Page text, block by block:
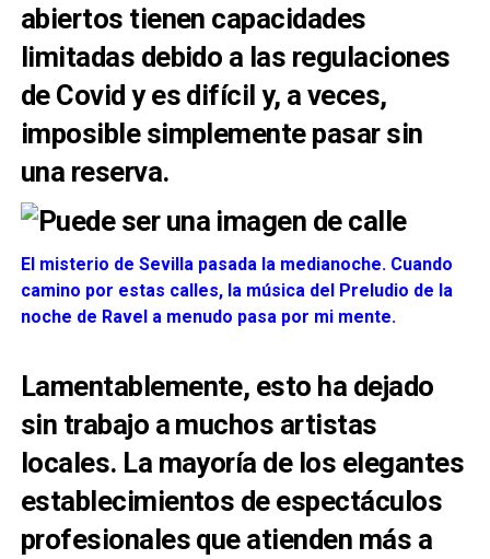
abiertos tienen capacidades
limitadas debido a las regulaciones
de Covid y es difícil y, a veces,
imposible simplemente pasar sin
una reserva.
El misterio de Sevilla pasada la medianoche. Cuando
camino por estas calles, la música del Preludio de la
noche de Ravel a menudo pasa por mi mente.
Lamentablemente, esto ha dejado
sin trabajo a muchos artistas
locales. La mayoría de los elegantes
establecimientos de espectáculos
profesionales que atienden más a